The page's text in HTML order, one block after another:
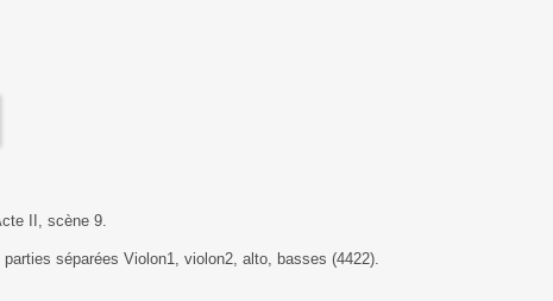
II, scène 9.
séparées Violon1, violon2, alto, basses (4422).